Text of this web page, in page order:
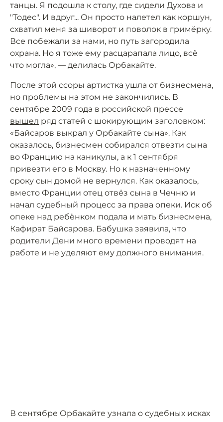
танцы. Я подошла к столу, где сидели Духова и
"Тодес". И вдруг... Он просто налетел как коршун,
схватил меня за шиворот и поволок в гримёрку.
Все побежали за нами, но путь загородила
охрана. Но я тоже ему расцарапала лицо, всё
что могла», — делилась Орбакайте.
После этой ссоры артистка ушла от бизнесмена,
но проблемы на этом не закончились. В
сентябре 2009 года в российской прессе
вышел ряд статей с шокирующим заголовком:
«Байсаров выкрал у Орбакайте сына». Как
оказалось, бизнесмен собирался отвезти сына
во Францию на каникулы, а к 1 сентября
привезти его в Москву. Но к назначенному
сроку сын домой не вернулся. Как оказалось,
вместо Франции отец отвёз сына в Чечню и
начал судебный процесс за права опеки. Иск об
опеке над ребёнком подала и мать бизнесмена,
Кафират Байсарова. Бабушка заявила, что
родители Дени много времени проводят на
работе и не уделяют ему должного внимания.
В сентябре Орбакайте узнала о судебных исках